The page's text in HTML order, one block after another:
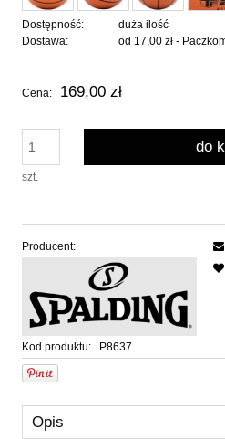
Dostępność:
duża ilość
Dostawa:
od 17,00 zł -
Cena nie zawiera ewentualnych
Cena: 169,00 zł
szt.
do
Producent:
Kod produktu: P8637
Opis